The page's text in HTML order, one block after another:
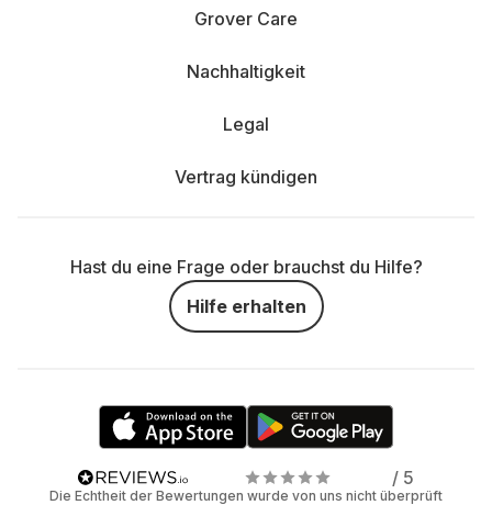
Grover Care
Nachhaltigkeit
Legal
Vertrag kündigen
Hast du eine Frage oder brauchst du Hilfe?
Hilfe erhalten
/ 5
Die Echtheit der Bewertungen wurde von uns nicht überprüft